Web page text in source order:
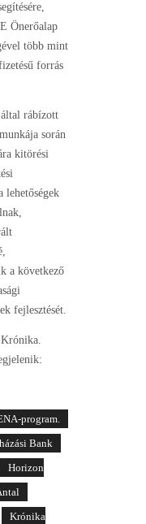
Önerőalap
több mint
forrás
rábízott
során
kitörési
lehetőségek
a következő
fejlesztését.
program.
Bank
Horizon
Krónika